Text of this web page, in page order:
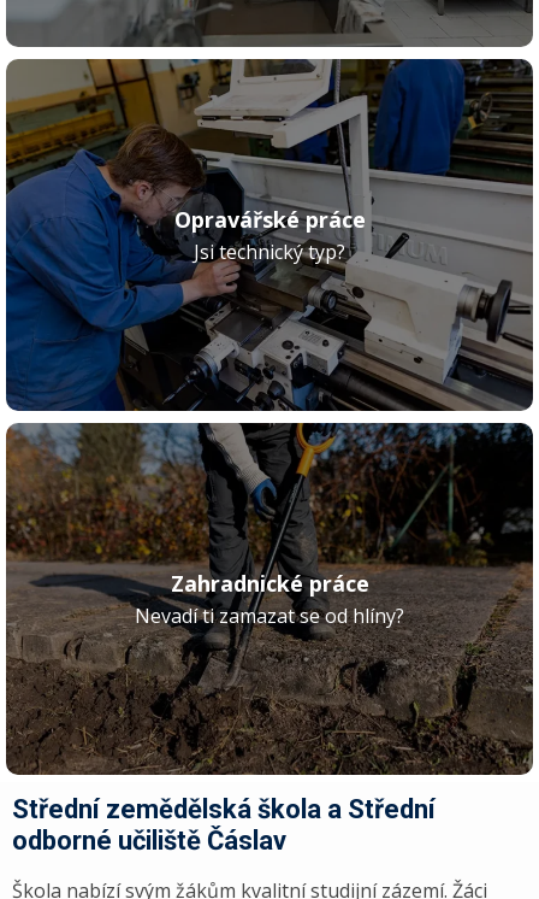
Opravářské práce
Jsi technický typ?
Zahradnické práce
Nevadí ti zamazat se od hlíny?
Střední zemědělská škola a Střední
odborné učiliště Čáslav
Škola nabízí svým žákům kvalitní studijní zázemí. Žáci